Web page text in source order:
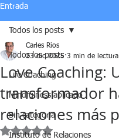
Entrada
Todos los posts
Life Coaching
Mindfulness aplicado
Sin categoria
Instituto de Relaciones
Todos los posts
Love Coaching:
transformador
relaciones más
Carles Rios
23 dic 2025 3 min de lectura
Obtuvo NaN de 5 estrellas.